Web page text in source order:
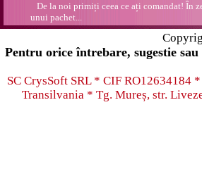
De la noi primiți ceea ce ați comandat! În
unui pachet...
Pentru orice întrebare, sugestie
SC CrysSoft SRL * CIF RO12634184
Transilvania * Tg. Mureș, str.